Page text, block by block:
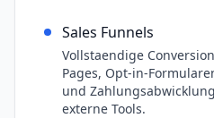
Sales Funnels
Vollstaendige
Pages, Opt-in-
und
externe Tools.